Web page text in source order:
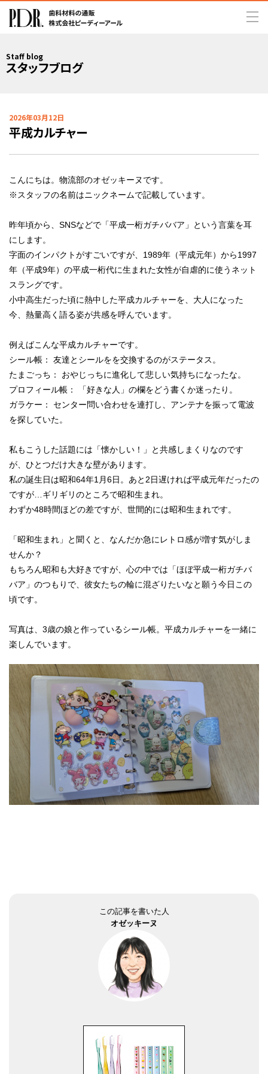
Staff blog
スタッフブログ
2026年03月12日
平成カルチャー
こんにちは。物流部のオゼッキーヌです。
※スタッフの名前はニックネームで記載しています。
昨年頃から、SNSなどで「平成一桁ガチババア」という言葉を耳
にします。
字面のインパクトがすごいですが、1989年（平成元年）から1997
年（平成9年）の平成一桁代に生まれた女性が自虐的に使うネット
スラングです。
小中高生だった頃に熱中した平成カルチャーを、大人になった
今、熱量高く語る姿が共感を呼んでいます。
例えばこんな平成カルチャーです。
シール帳： 友達とシールをを交換するのがステータス。
たまごっち： おやじっちに進化して悲しい気持ちになったな。
プロフィール帳： 「好きな人」の欄をどう書くか迷ったり。
ガラケー： センター問い合わせを連打し、アンテナを振って電波
を探していた。
私もこうした話題には「懐かしい！」と共感しまくりなのです
が、ひとつだけ大きな壁があります。
私の誕生日は昭和64年1月6日。あと2日遅ければ平成元年だったの
ですが…ギリギリのところで昭和生まれ。
わずか48時間ほどの差ですが、世間的には昭和生まれです。
「昭和生まれ」と聞くと、なんだか急にレトロ感が増す気がしま
せんか？
もちろん昭和も大好きですが、心の中では「ほぼ平成一桁ガチバ
バア」のつもりで、彼女たちの輪に混ざりたいなと願う今日この
頃です。
写真は、3歳の娘と作っているシール帳。平成カルチャーを一緒に
楽しんでいます。
この記事を書いた人
オゼッキーヌ